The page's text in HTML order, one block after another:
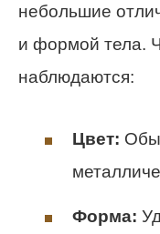
небольшие
и формой тела.
наблюдаются:
Цвет:
Форма: